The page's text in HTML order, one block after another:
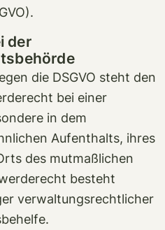
der
die DSGVO steht den
bei einer
in dem
Aufenthalts, ihres
des mutmaßlichen
besteht
verwaltungsrechtlicher